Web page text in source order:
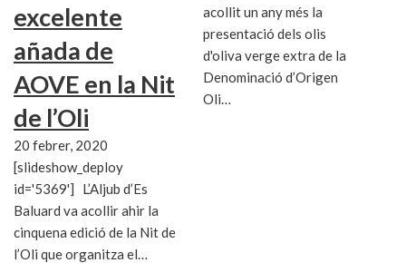
excelente
añada de
AOVE en la Nit
de l’Oli
20 febrer, 2020
[slideshow_deploy
id='5369'] L’Aljub d’Es
Baluard va acollir ahir la
cinquena edició de la Nit de
l’Oli que organitza el…
acollit un any més la
presentació dels olis
d'oliva verge extra de la
Denominació d’Origen
Oli…